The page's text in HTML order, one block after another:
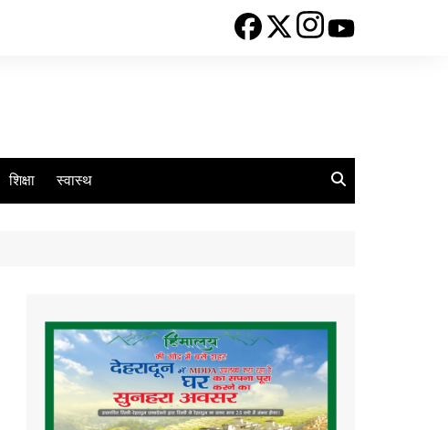
शिक्षा स्वास्थ